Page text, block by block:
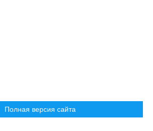
Полная версия сайта